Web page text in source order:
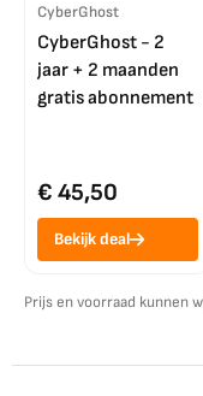
CyberGhost
CyberGhost - 2
jaar + 2 maanden
gratis abonnement
€ 45,50
Bekijk deal
Prijs en voorraad kunnen